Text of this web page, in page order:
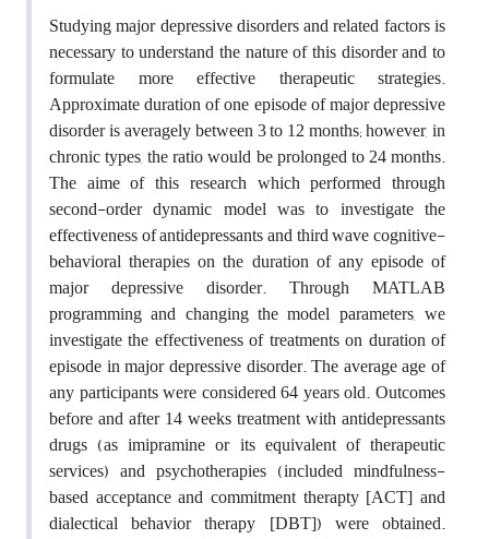
Studying major depressive disorders and related factors is
necessary to understand the nature of this disorder and to
formulate more effective therapeutic strategies.
Approximate duration of one episode of major depressive
disorder is averagely between 3 to 12 months; however, in
chronic types, the ratio would be prolonged to 24 months.
The aime of this research which performed through
second-order dynamic model was to investigate the
effectiveness of antidepressants and third wave cognitive-
behavioral therapies on the duration of any episode of
major depressive disorder. Through MATLAB
programming and changing the model parameters, we
investigate the effectiveness of treatments on duration of
episode in major depressive disorder. The average age of
any participants were considered 64 years old. Outcomes
before and after 14 weeks treatment with antidepressants
drugs (as imipramine or its equivalent of therapeutic
services) and psychotherapies (included mindfulness-
based acceptance and commitment therapty [ACT] and
dialectical behavior therapy [DBT]) were obtained.